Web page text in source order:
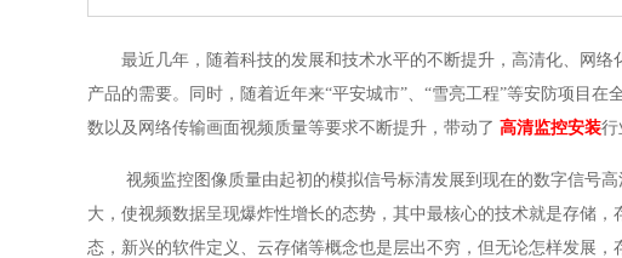
最近几年，随着科技的发展和技术水平的不断提升，高清化、网络
产品的需要。同时，随着近年来“平安城市”、“雪亮工程”等安防项目
数以及网络传输画面视频质量等要求不断提升，带动了 高清监控安装行
视频监控图像质量由起初的模拟信号标清发展到现在的数字信号高
大，使视频数据呈现爆炸性增长的态势，其中最核心的技术就是存储
态，新兴的软件定义、云存储等概念也是层出不穷，但无论怎样发展